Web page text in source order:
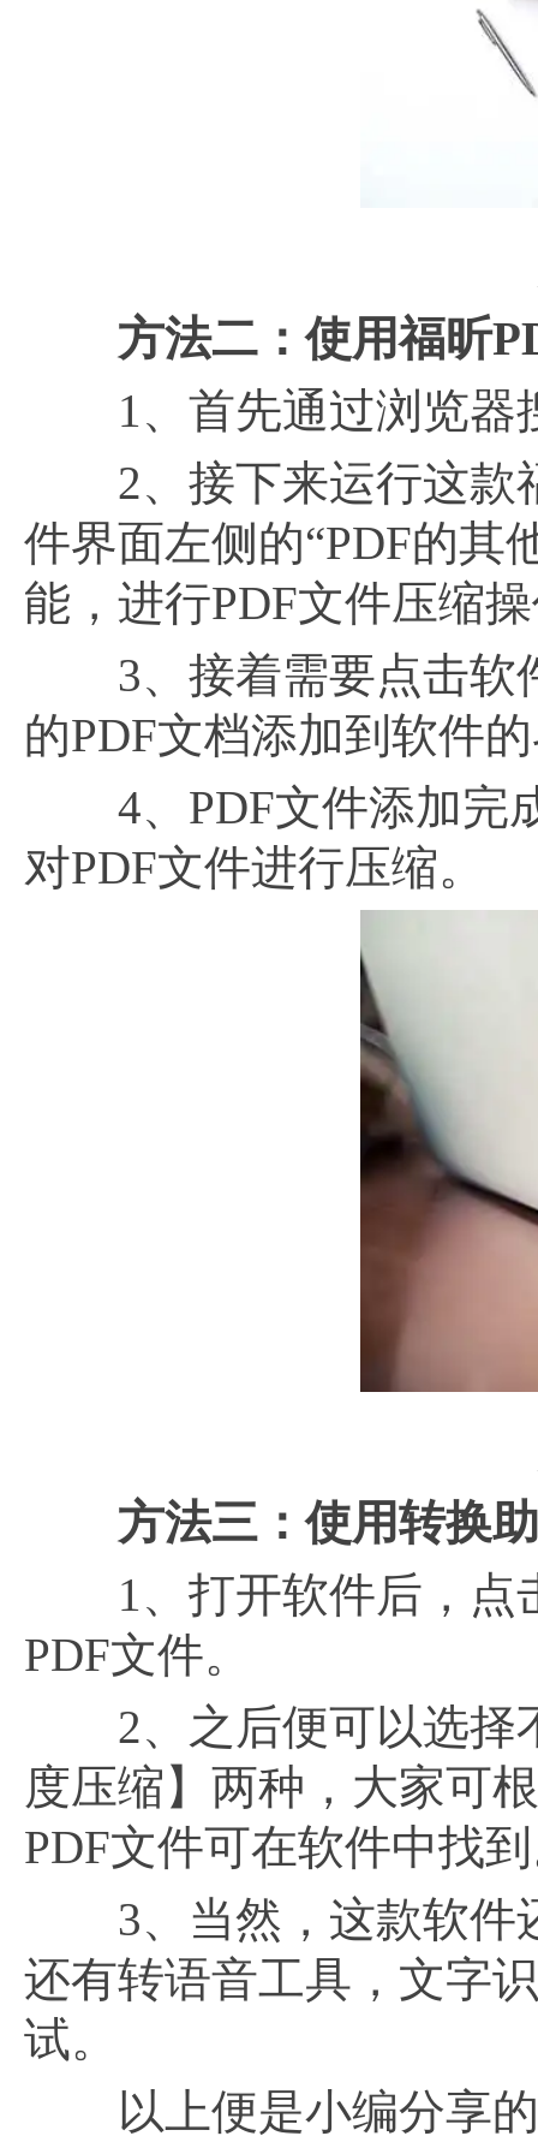
方法二：使用福昕
1、首先通过浏览器
2、接下来运行这款福
件界面左侧的“PDF的其
能，进行PDF文件压缩
3、接着需要点击软件
的PDF文档添加到软件
4、PDF文件添加完成
对PDF文件进行压缩。
方法三：使用转换
1、打开软件后，点击
PDF文件。
2、之后便可以选择
度压缩】两种，大家可
PDF文件可在软件中找
3、当然，这款软件
还有转语音工具，文字
试。
以上便是小编分享的